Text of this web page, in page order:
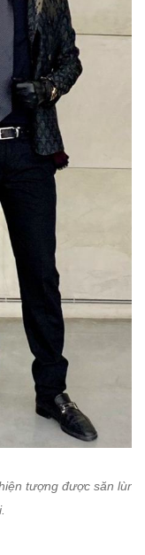
tượng được săn lùng